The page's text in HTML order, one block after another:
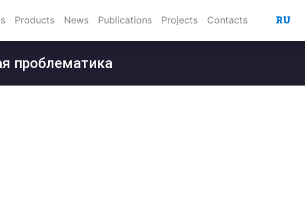
Products News Publications Projects Contacts RU
проблематика